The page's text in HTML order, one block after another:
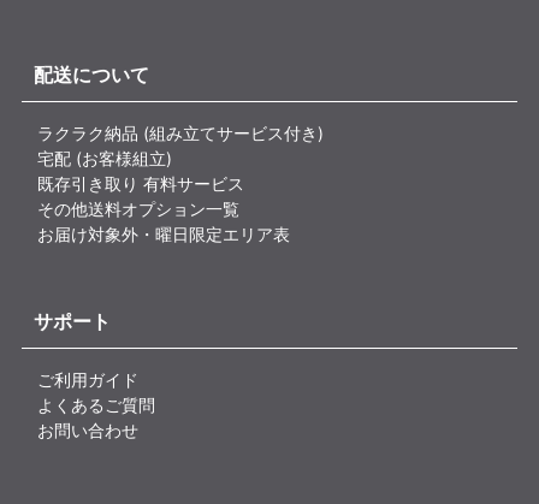
配送について
ラクラク納品 (組み立てサービス付き)
宅配 (お客様組立)
既存引き取り 有料サービス
その他送料オプション一覧
お届け対象外・曜日限定エリア表
サポート
ご利用ガイド
よくあるご質問
お問い合わせ